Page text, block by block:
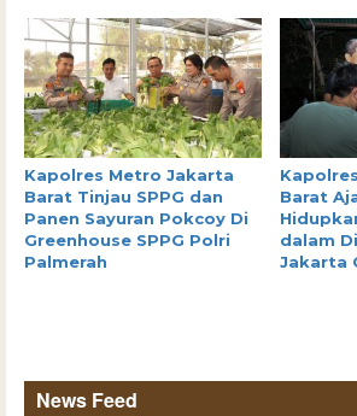
Kapolres Metro Jakarta
Barat Tinjau SPPG dan
Panen Sayuran Pokcoy Di
Greenhouse SPPG Polri
Palmerah
Barat
dalam
Jakarta
News Feed